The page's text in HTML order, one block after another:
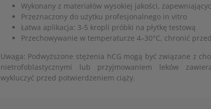
Wykonany z materiałów wysokiej jakości,
Przeznaczony do użytku profesjonalnego in vitro
Łatwa aplikacja: 3-5 kropli próbki na płytkę testową
Przechowywanie w temperaturze 4–30°C, chronić
Uwaga: Podwyższone stężenia hCG mogą być związane z
nietrofoblastycznymi lub przyjmowaniem leków
wykluczyć przed potwierdzeniem ciąży.